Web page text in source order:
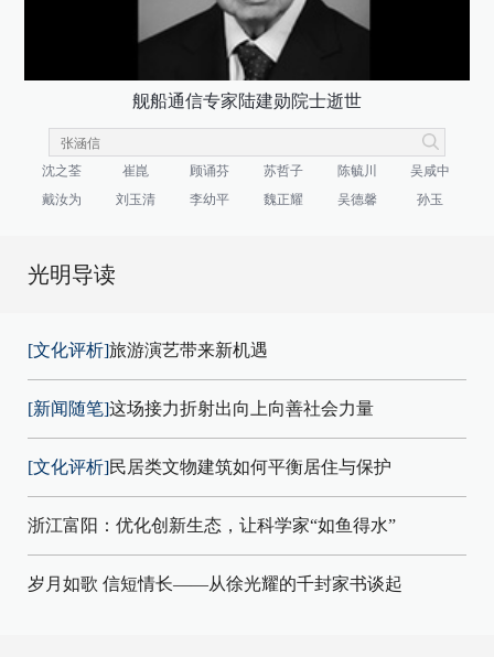
舰船通信专家陆建勋院士逝世
沈之荃 崔崑 顾诵芬 苏哲子 陈毓川
吴咸中
戴汝为
刘玉清 李幼平 魏正耀 吴德馨 孙玉
光明导读
[文化评析]旅游演艺带来新机遇
[新闻随笔]这场接力折射出向上向善社会力量
[文化评析]民居类文物建筑如何平衡居住与保护
浙江富阳：优化创新生态，让科学家“如鱼得水”
岁月如歌 信短情长——从徐光耀的千封家书谈起